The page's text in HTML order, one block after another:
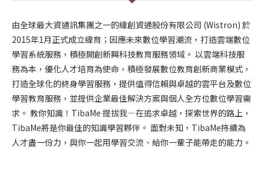
由全球最大資通訊集團之一的緯創資通股份有限公司 (Wistron) 於
2015年1月正式成立緯育；因應未來數位學習潮流，打造雲端數位
學習系統服務，積極開創新興科技教育服務領域。 以雲端科技服
務為本，優化人才培育為使命，積極發展數位教育創新商業模式，
打造全球化的終身學習服務，提供值得信賴與卓越的雲平台及數位
學習教育服務，並提供企業最佳解決方案與個人全方位數位學習需
求。 教你知識！TibaMe 提拔我—在追求卓越，探索世界的路上，
TibaMe將是你最佳的知識學習夥伴。 面對未知，TibaMe持續為
人才盡一份力，與你一起用學習交流、給你一輩子能帶走的能力。